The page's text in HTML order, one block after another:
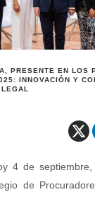
PRESENTE EN LOS
INNOVACIÓN Y
4 de
de